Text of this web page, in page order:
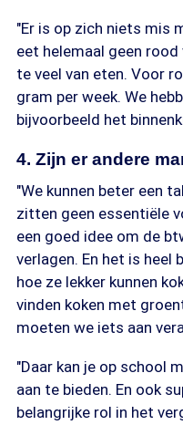
"Er is op zich niets mis
eet helemaal geen
te veel van eten. Voor
gram per week. We
bijvoorbeeld het
4. Zijn er andere
"We kunnen beter een
zitten geen essentiële
een goed idee om de
verlagen. En het is heel
hoe ze lekker kunnen
vinden koken met
moeten we iets aan
"Daar kan je op school
aan te bieden. En ook
belangrijke rol in het